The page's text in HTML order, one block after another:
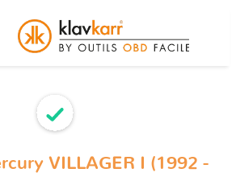
VILLAGER I (1992 -